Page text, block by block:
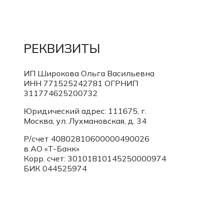
РЕКВИЗИТЫ
ИП Широкова Ольга Васильевна
ИНН 771525242781 ОГРНИП
311774625200732
Юридический адрес: 111675, г.
Москва, ул. Лухмановская, д. 34
Р/счет 40802810600000490026
в АО «Т-Банк»
Корр. счет: 30101810145250000974
БИК 044525974